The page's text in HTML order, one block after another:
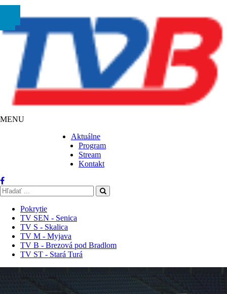
MENU
Aktuálne
Program
Stream
Kontakt
Pokrytie
TV SEN - Senica
TV S - Skalica
TV M - Myjava
TV B - Brezová pod Bradlom
TV ST - Stará Turá